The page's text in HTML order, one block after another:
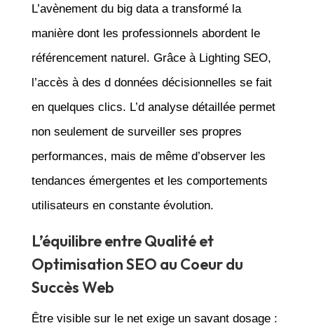
L’avènement du big data a transformé la
manière dont les professionnels abordent le
référencement naturel. Grâce à Lighting SEO,
l’accès à des d données décisionnelles se fait
en quelques clics. L’d analyse détaillée permet
non seulement de surveiller ses propres
performances, mais de même d’observer les
tendances émergentes et les comportements
utilisateurs en constante évolution.
L’équilibre entre Qualité et
Optimisation SEO au Coeur du
Succès Web
Être visible sur le net exige un savant dosage :